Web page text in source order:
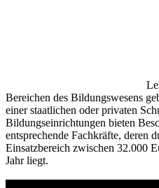
Bereichen des Bildungswesens
einer staatlichen oder privaten
Bildungseinrichtungen bieten
entsprechende Fachkräfte, deren
Einsatzbereich zwischen 32.000
Jahr liegt.